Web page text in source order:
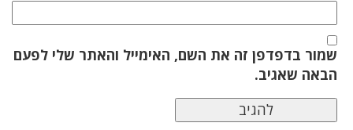
שמור בדפדפן זה את השם, האימייל והאתר שלי לפעם
הבאה שאגיב.